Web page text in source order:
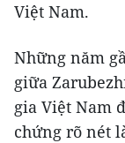
Việt Nam.
Những năm
giữa
gia Việt Nam
chứng rõ nét